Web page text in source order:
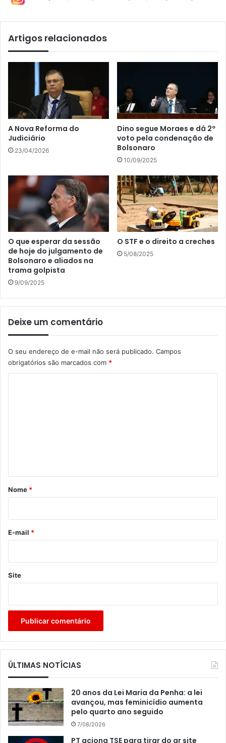
Artigos relacionados
A Nova Reforma do
Judiciário
23/04/2026
Dino segue Moraes e dá 2º
voto pela condenação de
Bolsonaro
10/09/2025
O que esperar da sessão
de hoje do julgamento de
Bolsonaro e aliados na
trama golpista
9/09/2025
O STF e o direito a creches
5/08/2025
Deixe um comentário
O seu endereço de e-mail não será publicado. Campos
obrigatórios são marcados com *
r
*
Nome *
E-mail *
Site
ÚLTIMAS NOTÍCIAS
20 anos da Lei Maria da Penha: a lei
avançou, mas feminicídio aumenta
pelo quarto ano seguido
7/08/2026
PT aciona TSE para tirar do ar site